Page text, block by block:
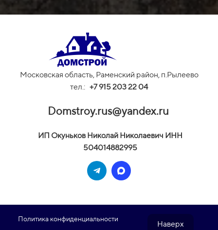
Московская область, Раменский район, п.Рылеево
тел.: +7 915 203 22 04
Domstroy.rus@yandex.ru
ИП Окуньков Николай Николаевич ИНН
504014882995
Политика конфиденциальности
Наверх